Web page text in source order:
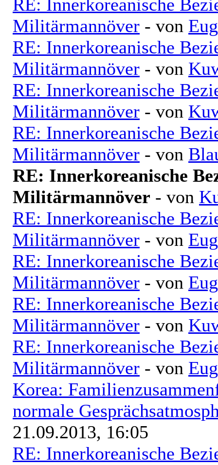
RE: Innerkoreanische
Militärmannöver - von
RE: Innerkoreanische
Militärmannöver - von
RE: Innerkoreanische
Militärmannöver - von
RE: Innerkoreanische
Militärmannöver - von
RE: Innerkoreanische
Militärmannöver - von
RE: Innerkoreanische
Militärmannöver - von
RE: Innerkoreanische
Militärmannöver - von
RE: Innerkoreanische
Militärmannöver - von
RE: Innerkoreanische
Militärmannöver - von
Korea:
normale
21.09.2013, 16:05
RE: Innerkoreanische